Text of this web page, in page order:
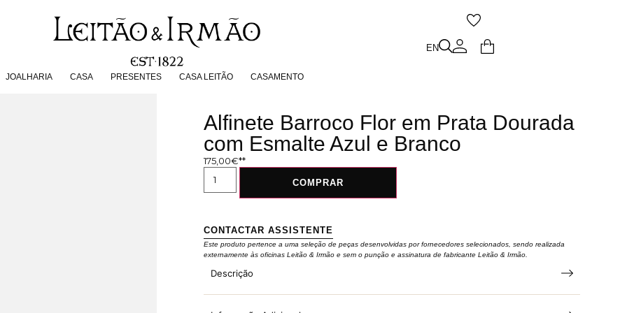
JOALHARIA CASA PRESENTES CASA LEITÃO CASAMENTO
EN
PRESENTES CASA LEITÃO
Alfinete Barroco Flor em Prata Dourada
com Esmalte Azul e Branco
175,00€
COMPRAR
CONTACTAR ASSISTENTE
Este produto pertence a uma seleção de peças desenvolvidas por fornecedores selecionados, sendo realizada
externamente às oficinas Leitão & Irmão e sem o punção e assinatura de fabricante Leitão & Irmão.
Descrição